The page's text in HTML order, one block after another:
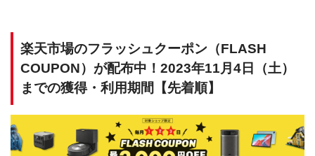
楽天市場のフラッシュクーポン（FLASH
COUPON）が配布中！2023年11月4日（土）
までの獲得・利用期間【先着順】